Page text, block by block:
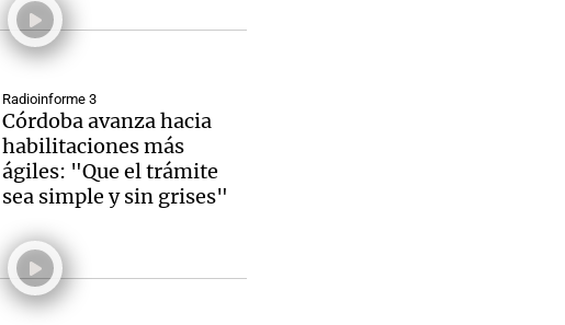
Radioinforme 3
Córdoba avanza hacia
habilitaciones más
ágiles: "Que el trámite
sea simple y sin grises"